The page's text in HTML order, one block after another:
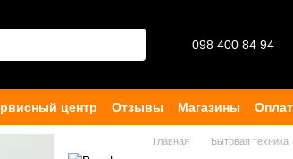
098 400 84 94‬
центр Отзывы Магазины
Главная Бытовая техника